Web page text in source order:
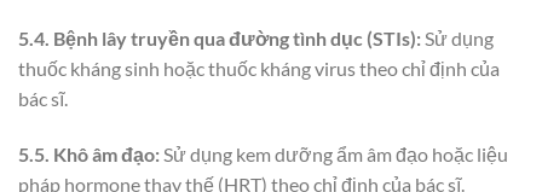
5.4. Bệnh lây truyền qua đường tình dục (STIs):Sử dụng
thuốc kháng sinh hoặc thuốc kháng virus theo chỉ định của
bác sĩ.
5.5. Khô âm đạo: Sử dụng kem dưỡng ẩm âm đạo hoặc liệu
pháp hormone thay thế (HRT) theo chỉ định của bác sĩ.